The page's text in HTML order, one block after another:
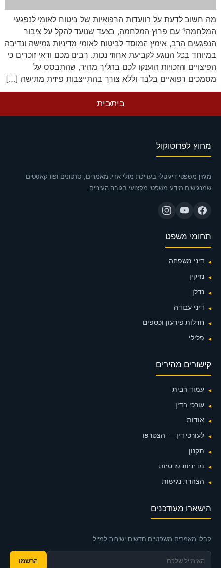
מה חשוב לדעת על הוועדות הרפואיות של ביטוח לאומי לנפגעי
המלחמה? עם פרוץ המלחמה, בצעד שנועד להקל על ציבור
הנפגעים הרב, אימץ המוסד לביטוח לאומי מדיניות גמישה ונדיבה
במיוחד בכל הנוגע לקביעת אחוזי נכות. רבים מכם ודאי זוכרים כי
הפיצויים והזכויות הוענקו לכם בהליך מהיר, שהתבסס על
מסמכים רפואיים בלבד וללא צורך בהתייצבות פיזית מתישה […]
ביתבית
מחוץ לפרוטוקול
מגזין משפטי דיגיטלי בעריכת מולי ארי. מאמרים, סרטונים ופודקאסטים
שמנגישים מידע משפטי מקצועי בגובה העיניים.
תחומי משפט
דיני משפחה
נזיקין
נדלן
דיני עבודה
חדלות פירעון וכספים
פלילי
קישורים מהירים
עמוד הבית
עורכי הדין
אודות
לעורכי דין — הצטרפו
תקנון
מדיניות פרטיות
הצהרת נגישות
הישארו מעודכנים
קבלו מאמרים משפטיים חדשים ישירות למייל.
הרשמו